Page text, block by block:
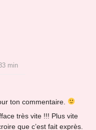
min
ton commentaire.
très vite !!! Plus vite
que c’est fait exprès.